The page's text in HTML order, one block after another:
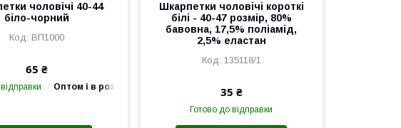
чоловічі 40-44
біло-чорний
ВП1000
65 ₴
Оптом і в роздріб
Шкарпетки чоловічі короткі
білі - 40-47 розмір, 80%
бавовна, 17,5% поліамід,
2,5% еластан
135118/1
35 ₴
Готово до відправки